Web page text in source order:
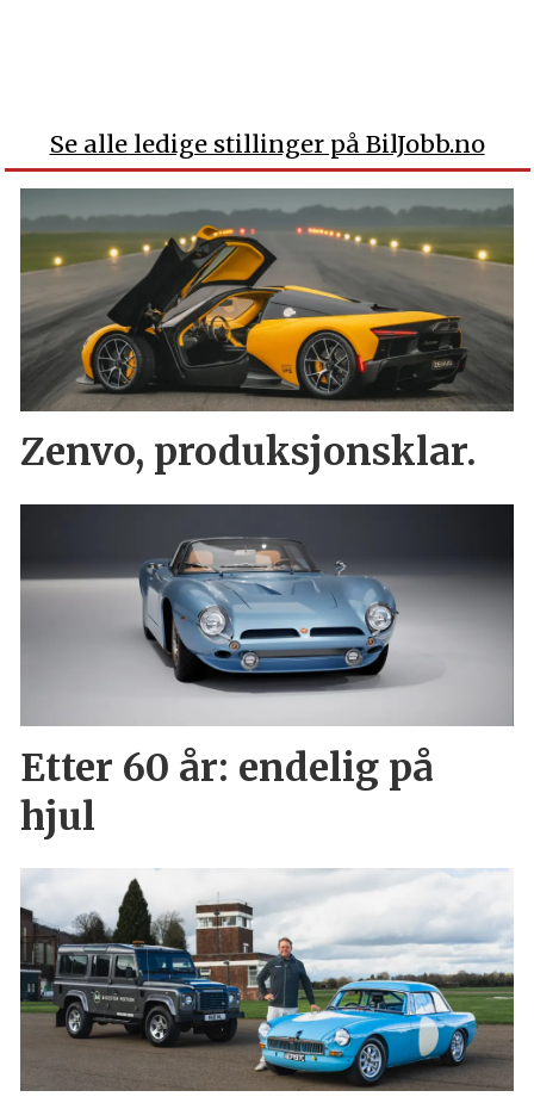
Se alle ledige stillinger på BilJobb.no
Zenvo, produksjonsklar.
Etter 60 år: endelig på
hjul